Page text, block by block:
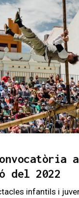
del 2022
infantils i